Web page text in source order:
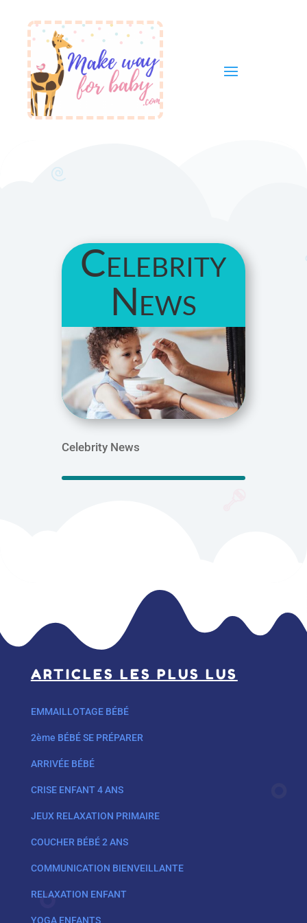
Celebrity
News
Celebrity News
ARTICLES LES PLUS LUS
EMMAILLOTAGE BÉBÉ
2ème BÉBÉ SE PRÉPARER
ARRIVÉE BÉBÉ
CRISE ENFANT 4 ANS
JEUX RELAXATION PRIMAIRE
COUCHER BÉBÉ 2 ANS
COMMUNICATION BIENVEILLANTE
RELAXATION ENFANT
YOGA ENFANTS